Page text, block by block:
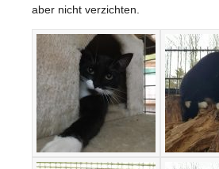
aber nicht verzichten.